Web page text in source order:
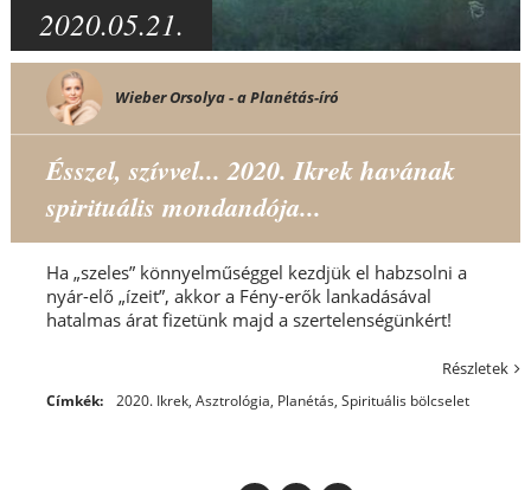
2020.05.21.
Wieber Orsolya - a Planétás-író
Ésszel, szívvel... 2020. Ikrek havának
spirituális mondandója...
Ha „szeles” könnyelműséggel kezdjük el habzsolni a
nyár-elő „ízeit”, akkor a Fény-erők lankadásával
hatalmas árat fizetünk majd a szertelenségünkért!
Részletek
Címkék: 2020. Ikrek, Asztrológia, Planétás, Spirituális bölcselet